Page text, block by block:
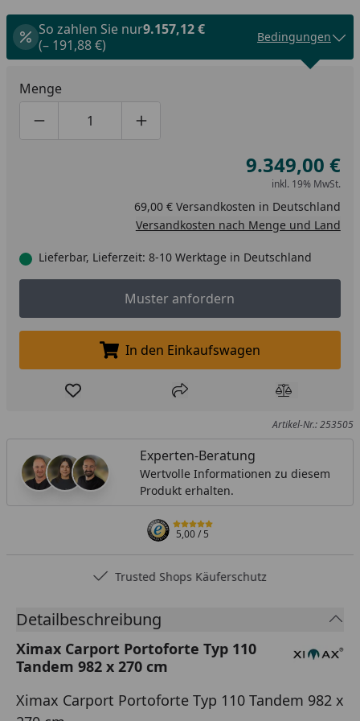
So zahlen Sie nur9.157,12 €
(– 191,88 €)
Bedingungen
Menge
Produktmenge um eins verringern
Produktmenge manuell eingeben
Produktmenge um eins erhöhen
9.349,00 €
inkl. 19% MwSt.
69,00 € Versandkosten in Deutschland
Versandkosten nach Menge und Land
Lieferbar, Lieferzeit: 8-10 Werktage in Deutschland
Muster anfordern
Muster anfordern
In den Einkaufswagen legen
In den Einkaufswagen
Produkt zur Wunschliste hinzufügen
Teilen Produkt
Artikel-Nr.: 253505
Experten-Beratung
Wertvolle Informationen zu diesem
Produkt erhalten.
5,00/ 5
Trusted Shops Käuferschutz
Detailbeschreibung
Ximax Carport Portoforte Typ 110
Tandem 982 x 270 cm
Ximax Carport Portoforte Typ 110 Tandem 982 x